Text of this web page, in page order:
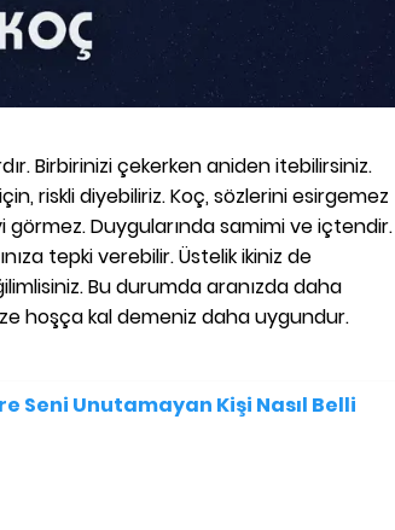
Birbirinizi çekerken aniden itebilirsiniz.
riskli diyebiliriz. Koç, sözlerini esirgemez
görmez. Duygularında samimi ve içtendir.
tepki verebilir. Üstelik ikiniz de
Bu durumda aranızda daha
hoşça kal demeniz daha uygundur.
Seni Unutamayan Kişi Nasıl Belli